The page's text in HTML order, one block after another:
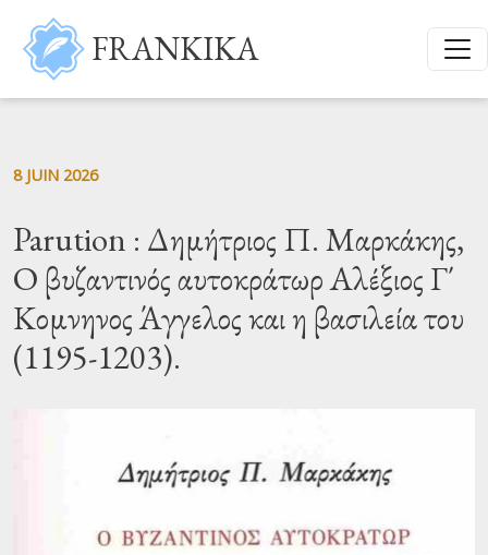
Aller au contenu principal
FRANKIKA
8 JUIN 2026
Parution : Δημήτριος Π. Μαρκάκης,
Ο βυζαντινός αυτοκράτωρ Αλέξιος Γ΄
Κομνηνος Άγγελος και η βασιλεία του
(1195-1203).